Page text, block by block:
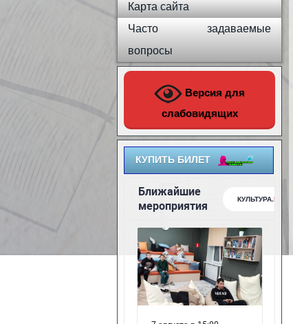
Карта сайта
Часто задаваемые
вопросы
Версия для
слабовидящих
КУПИТЬ БИЛЕТ